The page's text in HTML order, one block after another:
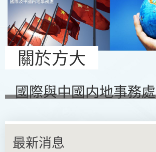
關於方大
國際與中國内地事務處
最新消息